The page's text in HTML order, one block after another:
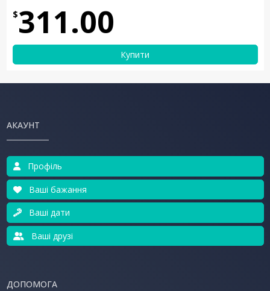
$311.00
Купити
АКАУНТ
Профіль
Ваші бажання
Ваші дати
Ваші друзі
ДОПОМОГА